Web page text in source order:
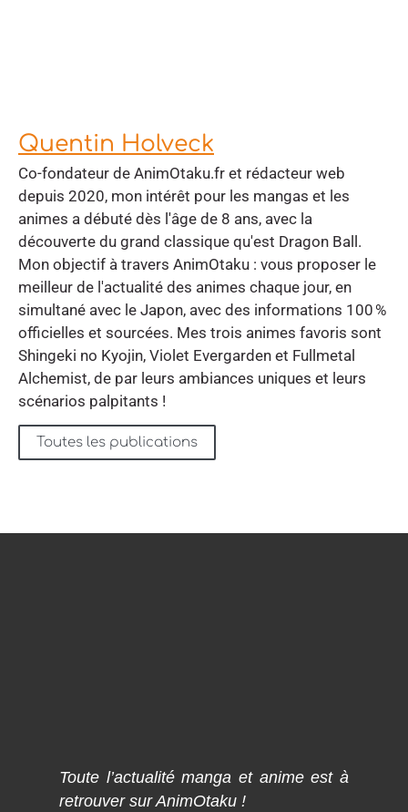
Quentin Holveck
Co-fondateur de AnimOtaku.fr et rédacteur web
depuis 2020, mon intérêt pour les mangas et les
animes a débuté dès l'âge de 8 ans, avec la
découverte du grand classique qu'est Dragon Ball.
Mon objectif à travers AnimOtaku : vous proposer le
meilleur de l'actualité des animes chaque jour, en
simultané avec le Japon, avec des informations 100 %
officielles et sourcées. Mes trois animes favoris sont
Shingeki no Kyojin, Violet Evergarden et Fullmetal
Alchemist, de par leurs ambiances uniques et leurs
scénarios palpitants !
Toutes les publications
Toute l’actualité manga et anime est à
retrouver sur AnimOtaku !